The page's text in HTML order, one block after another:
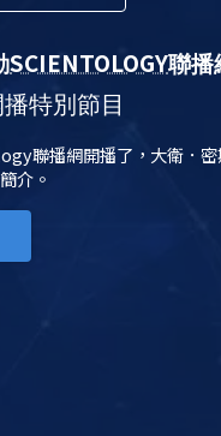
SCIENTOLOGY聯播
特別節目
聯播網開播了，大衛．密
介。